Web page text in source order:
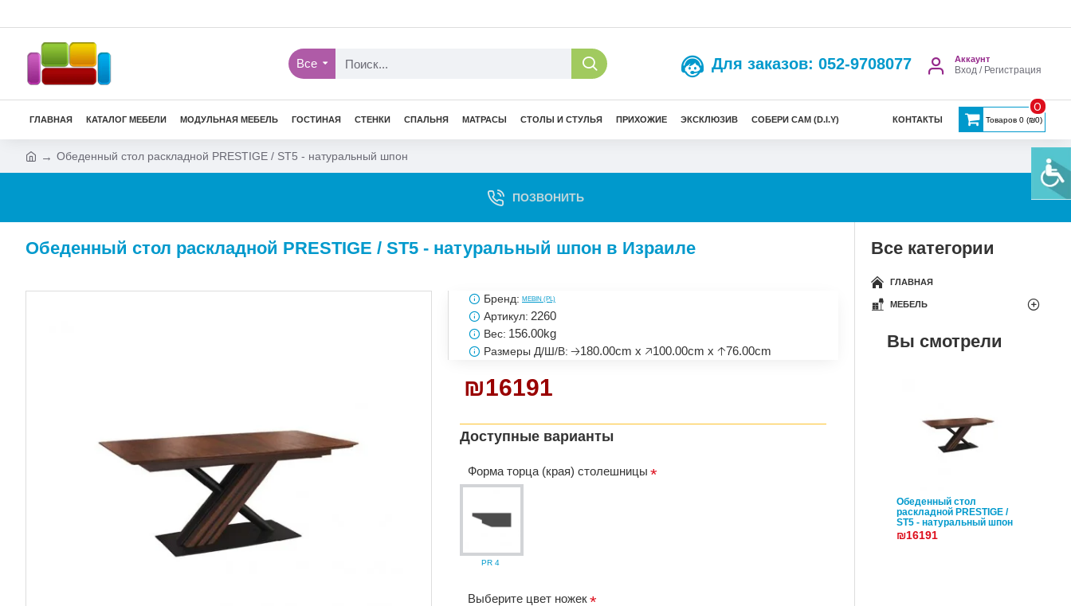
Все Для заказов: 052-9708077 Аккаунт
Вход / Регистрация
ГЛАВНАЯ КАТАЛОГ МЕБЕЛИ МОДУЛЬНАЯ МЕБЕЛЬ ГОСТИНАЯ СТЕНКИ СПАЛЬНЯ МАТРАСЫ СТОЛЫ И СТУЛЬЯ ПРИХОЖИЕ ЭКСКЛЮЗИВ СОБЕРИ САМ (D.I.Y) КОНТАКТЫ Товаров 0 (₪0)
0
Обеденный стол раскладной PRESTIGE / ST5 - натуральный шпон
ПОЗВОНИТЬ
Обеденный стол раскладной PRESTIGE / ST5 - натуральный шпон в Израиле
₪16191
Бренд: MEBIN (PL)
Артикул: 2260
Вес: 156.00kg
Размеры Д/Ш/В: 🡢180.00cm x 🡥100.00cm x 🡡76.00cm
Доступные варианты
Форма торца (края) столешницы
PR 4
Выберите цвет ножек
Все категории
ГЛАВНАЯ
МЕБЕЛЬ
Вы смотрели
Обеденный стол
раскладной PRESTIGE /
ST5 - натуральный шпон
₪16191